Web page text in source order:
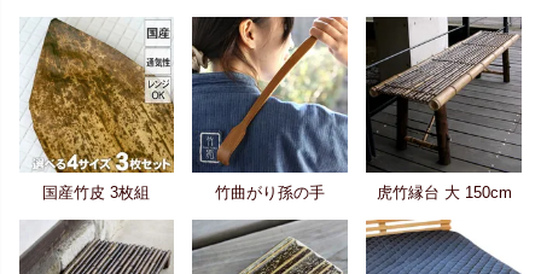
国産竹皮 3枚組 竹曲がり孫の手 虎竹縁台 大 150cm